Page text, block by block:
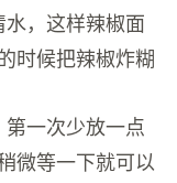
，这样辣椒面
时候把辣椒炸糊
一次少放一点
微等一下就可以